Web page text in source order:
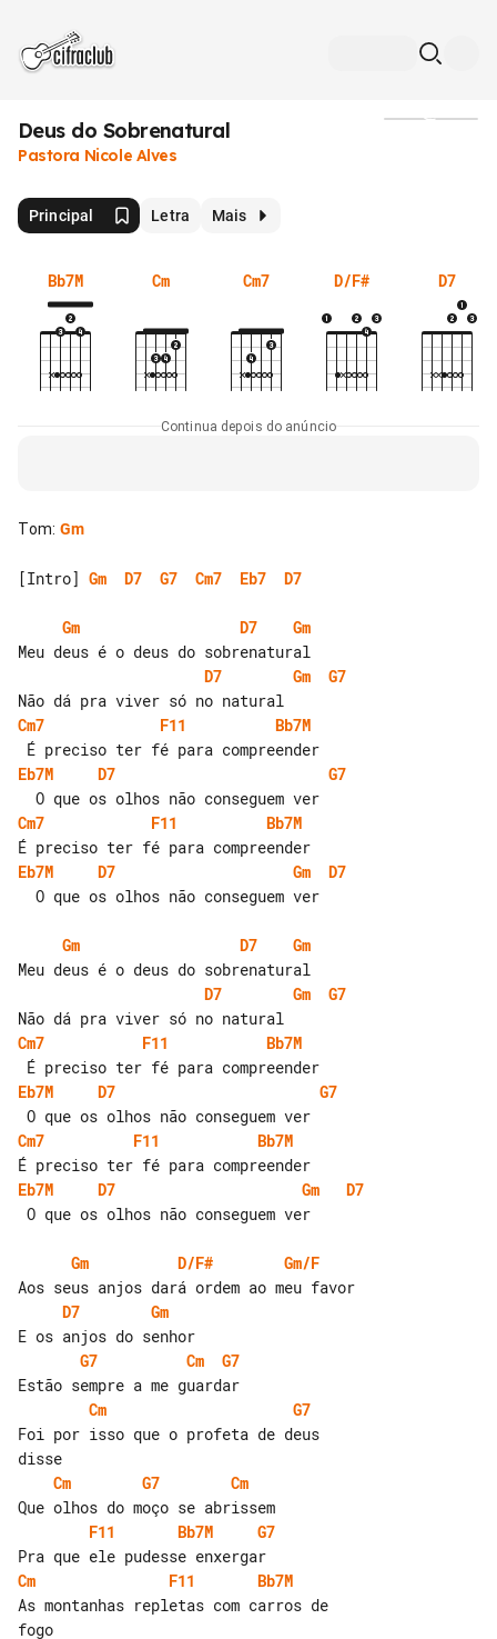
Deus do Sobrenatural
Pastora Nicole Alves
Principal Letra Mais
Bb7M Cm Cm7 D/F# D7
Continua depois do anúncio
Tom: Gm
[Intro] Gm D7 G7 Cm7 Eb7 D7
Gm D7
Gm
D7
Gm
G7
Cm7
F11
Bb7M
Eb7M
D7
G7
Cm7
F11
Bb7M
Eb7M
D7 Gm
D7
Gm D7
Gm
D7
Gm
G7
Cm7
F11
Bb7M
Eb7M
D7
G7
Cm7
F11
Bb7M
Eb7M
D7 Gm
D7
Gm D/F#
Gm/F
D7
Gm
G7
Cm
G7
Cm
G7
Foi por isso que o profeta de deus
Cm
G7
Cm
F11
Bb7M
G7
Cm
F11
Bb7M
As montanhas repletas com carros de